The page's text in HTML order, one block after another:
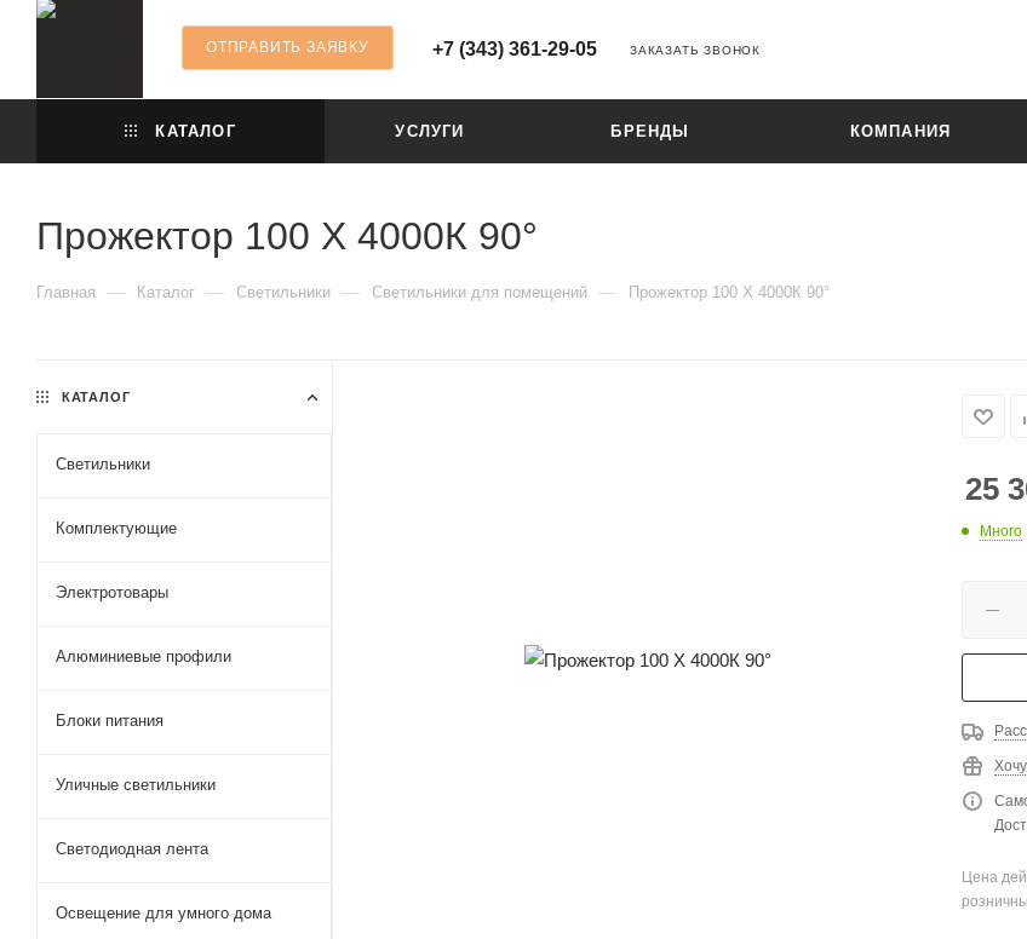
ОТПРАВИТЬ ЗАЯВКУ +7 (343) 361-29-05 ЗАКАЗАТЬ ЗВОНОК
КАТАЛОГ УСЛУГИ БРЕНДЫ КОМПАНИЯ
Прожектор 100 X 4000К 90°
Главная — Каталог — Светильники — Светильники для помещений — Прожектор 100 X 4000К 90°
25
Много
Цена
КАТАЛОГ
Светильники
Комплектующие
Электротовары
Алюминиевые профили
Блоки питания
Уличные светильники
Светодиодная лента
Освещение для умного дома